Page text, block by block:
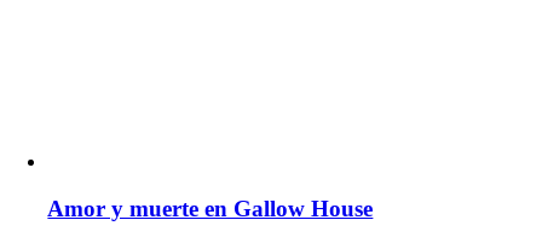
Amor y muerte en Gallow House